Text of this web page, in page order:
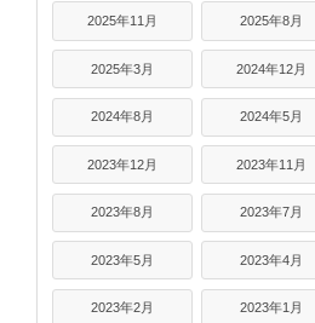
2025年11月 2025年8月
2025年3月 2024年12月
2024年8月 2024年5月
2023年12月 2023年11月
2023年8月 2023年7月
2023年5月 2023年4月
2023年2月 2023年1月